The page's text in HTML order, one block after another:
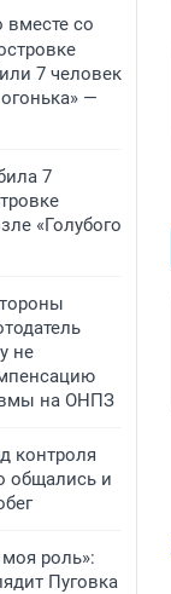
со
7 человек
—
7
«Голубого
не
на ОНПЗ
контроля
общались и
роль»:
Пуговка